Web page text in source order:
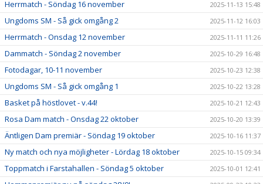
Herrmatch - Söndag 16 november 2025-11-13 15:48
Ungdoms SM - Så gick omgång 2 2025-11-12 16:03
Herrmatch - Onsdag 12 november 2025-11-11 11:26
Dammatch - Söndag 2 november 2025-10-29 16:48
Fotodagar, 10-11 november 2025-10-23 12:38
Ungdoms SM - Så gick omgång 1 2025-10-22 13:28
Basket på höstlovet - v.44! 2025-10-21 12:43
Rosa Dam match - Onsdag 22 oktober 2025-10-20 13:39
Äntligen Dam premiär - Söndag 19 oktober 2025-10-16 11:37
Ny match och nya möjligheter - Lördag 18 oktober 2025-10-15 09:34
Toppmatch i Farstahallen - Söndag 5 oktober 2025-10-01 12:41